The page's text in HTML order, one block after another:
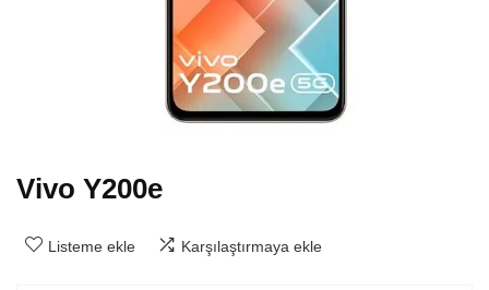
Vivo Y200e
Listeme ekle Karşılaştırmaya ekle